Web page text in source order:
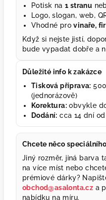
Potisk na 1 stranu
Logo, slogan, web,
Vhodné provinaře,
Když si nejste jistí,
bude vypadat dobře a
Důležité info k zakázce
Tisková příprava:
(jednorázově)
Korektura: obvykle
Dodání: cca 14 dní
Chcete něco
Jiný rozměr, jiná barva
na více míst nebo
prémiové dárky?
obchod@asalonta.cz a
nabídku na míru.